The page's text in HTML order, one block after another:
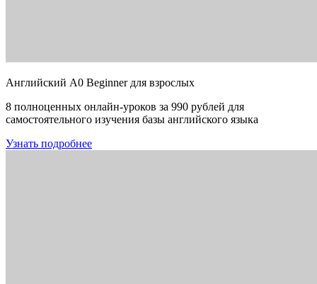
Английский A0 Beginner для взрослых
8 полноценных онлайн-уроков за 990 рублей для
самостоятельного изучения базы английского языка
Узнать подробнее